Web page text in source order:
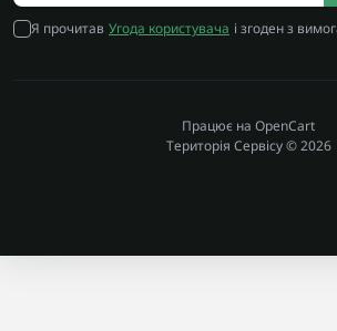
Я прочитав Угода користувача і згоден з
Працює на OpenCart
Територія Сервісу © 2026